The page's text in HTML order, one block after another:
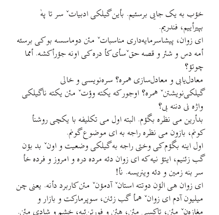
خؤب به یک جایی برسئیم. بأین گیلکی ادبیاتˇ سر تا پهٰ
بپیرأییم، فندریم.
ای زوان، پیشاسرمایه‌داری مناسباتˇ مئن دوماسسه بو کی برسئه
أمه دس و شئر و قصه حق‌ˇسأی کأ دره کی اونه جؤرأکشه. أمما
چوتؤ؟
معادل‌یابی و معادل‌سازی همره؟ سره‌نویسی و خالی
گیلکی‌نویشتنˇ همره؟ اوجور که یکته وؤتˇ مئن یکته ناگیلکی
واژه نی دننه بی؟
بدأرین می نظره بگؤم. البته اول می تکلیفه با یکچی روشنأ
کونم، بازون می نظره راجه به ای موضوع گونم.
اول اینه بگؤم کی وختی راجه به گیلکی وضعیت و اونˇ بد بؤن
گب زئنیم، ایتؤ نیه که ای زوان دئه مرده دره و امروز و فرده خأ
سر بنه زمین و دئه وینریسه. نأ!
ای زوان هی الؤن دوتته استانˇ آدمؤنˇ مئن کاربرد دأنه. یعنی چن
میلیون آدم ای زوانˇ همأ گب زئنن، سوپرمارکت و بازار و
مغازه‌نˇ مئن، تاکسی مئن، هئن و فورتن‌ئبه، خشم و شادی مئن.